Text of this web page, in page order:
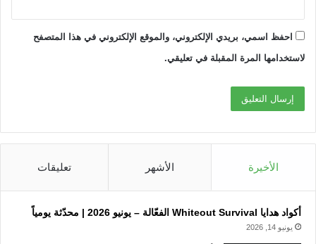
احفظ اسمي، بريدي الإلكتروني، والموقع الإلكتروني في هذا المتصفح
لاستخدامها المرة المقبلة في تعليقي.
الأخيرة الأشهر تعليقات
أكواد هدايا Whiteout Survival الفعّالة – يونيو 2026 | محدّثة يومياً
يونيو 14, 2026